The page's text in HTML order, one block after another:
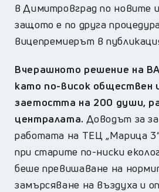
в Димитровград по новите
защото е по друга
вицепремиерът в
Вчерашното решение на
като по-висок обществен
заетостта на 200 души,
централата. Доводът за
работата на ТЕЦ „Марица
при старите по-ниски
беше превишаване на
замърсяване на въздуха и